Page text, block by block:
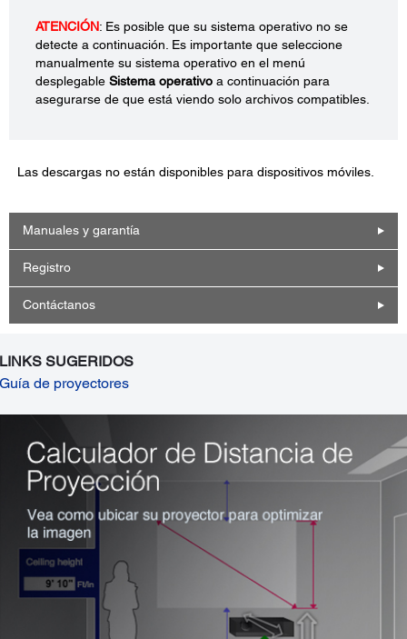
ATENCIÓN: Es posible que su sistema operativo no se
detecte a continuación. Es importante que seleccione
manualmente su sistema operativo en el menú
desplegable Sistema operativo a continuación para
asegurarse de que está viendo solo archivos compatibles.
Las descargas no están disponibles para dispositivos móviles.
Manuales y garantía
Registro
Contáctanos
LINKS SUGERIDOS
Guía de proyectores